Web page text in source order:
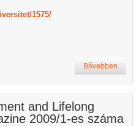
1575/
Bővebben
and Lifelong
2009/1-es száma